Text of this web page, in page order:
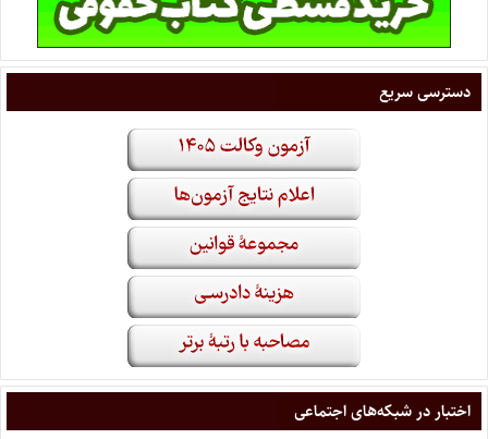
دسترسی سریع
اختبار در شبکه‌های اجتماعی